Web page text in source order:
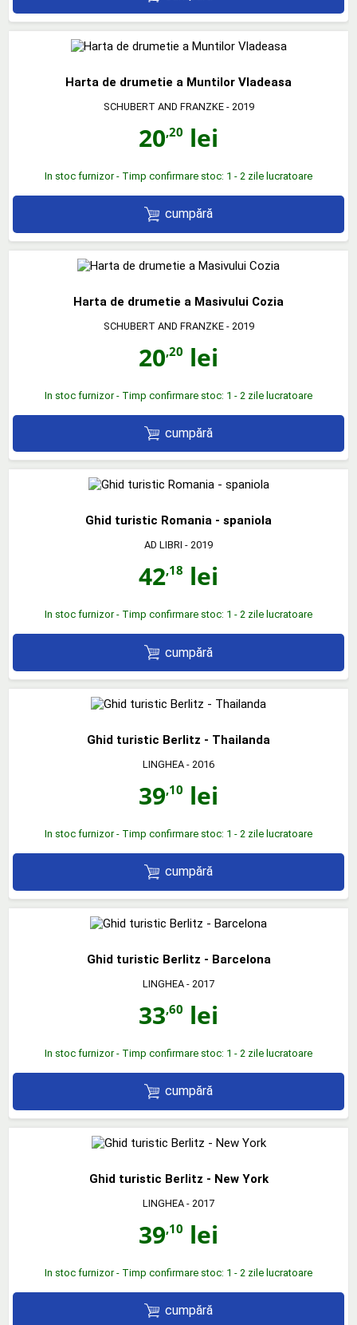
Harta de drumetie a Muntilor Vladeasa
SCHUBERT AND FRANZKE- 2019
20,20 lei
In stoc furnizor - Timp confirmare stoc: 1 - 2 zile lucratoare
cumpără
Harta de drumetie a Masivului Cozia
SCHUBERT AND FRANZKE- 2019
20,20 lei
In stoc furnizor - Timp confirmare stoc: 1 - 2 zile lucratoare
cumpără
Ghid turistic Romania - spaniola
AD LIBRI - 2019
42,18 lei
In stoc furnizor - Timp confirmare stoc: 1 - 2 zile lucratoare
cumpără
Ghid turistic Berlitz - Thailanda
LINGHEA - 2016
39,10 lei
In stoc furnizor - Timp confirmare stoc: 1 - 2 zile lucratoare
cumpără
Ghid turistic Berlitz - Barcelona
LINGHEA - 2017
33,60 lei
In stoc furnizor - Timp confirmare stoc: 1 - 2 zile lucratoare
cumpără
Ghid turistic Berlitz - New York
LINGHEA - 2017
39,10 lei
In stoc furnizor - Timp confirmare stoc: 1 - 2 zile lucratoare
cumpără